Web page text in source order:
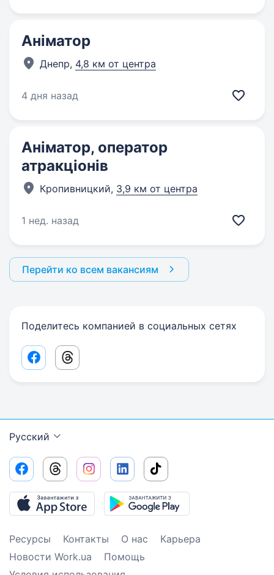
Аніматор
Днепр, 4,8 км от центра
4 дня назад
Аніматор, оператор
атракціонів
Кропивницкий, 3,9 км от центра
1 нед. назад
Перейти ко всем вакансиям
Поделитесь компанией в социальных сетях
Facebook share link
Threads share link
Русский
Ресурсы Контакты О нас
Карьера
Новости Work.ua
Помощь